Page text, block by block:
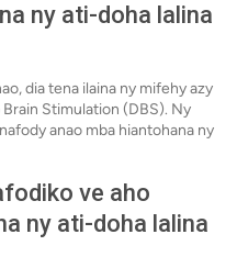
ny ati-doha lalina
dia tena ilaina ny mifehy azy
Stimulation (DBS). Ny
anao mba hiantohana ny
ve aho
ny ati-doha lalina